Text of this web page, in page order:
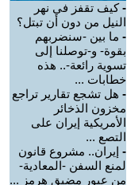
-كيف تقفز في نهر
النيل من دون أن تبتل؟
- ما بين -سنضربهم
بقوة- و-توصلنا إلى
تسوية رائعة-.. هذه
خطابات ...
- هل تشجع تقارير تراجع
مخزون الذخائر
الأمريكية إيران على
التصع ...
- إيران.. مشروع قانون
لمنع السفن -المعادية-
من عبور مضيق هرمز ...